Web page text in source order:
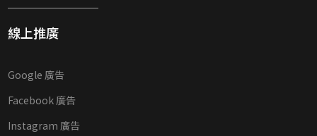
線上推廣
Google 廣告
Facebook 廣告
Instagram 廣告